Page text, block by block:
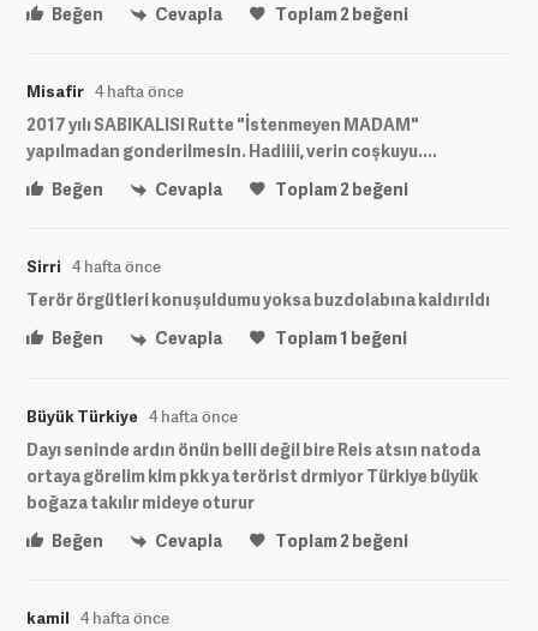
Beğen
Cevapla Toplam2 beğeni
Misafir 4 hafta önce
2017 yılı SABIKALISI Rutte "İstenmeyen MADAM"
yapılmadan gonderilmesin. Hadiiii, verin coşkuyu....
Beğen
Cevapla Toplam2beğeni
Sirri 4 hafta önce
Terör örgütleri konuşuldumu yoksa buzdolabına kaldırıldı
Beğen
Cevapla Toplam1 beğeni
Büyük Türkiye 4 hafta önce
Dayı seninde ardın önün belli değil bire Reis atsın natoda
ortaya görelim kim pkk ya terörist drmiyor Türkiye büyük
boğaza takılır mideye oturur
Beğen
Cevapla Toplam2beğeni
kamil 4 hafta önce